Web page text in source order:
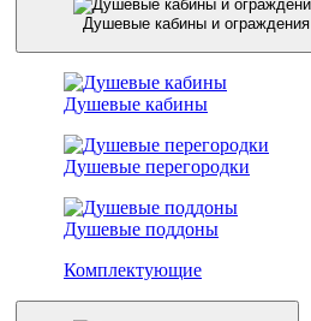
Душевые кабины и ограждения
Душевые кабины
Душевые перегородки
Душевые поддоны
Комплектующие